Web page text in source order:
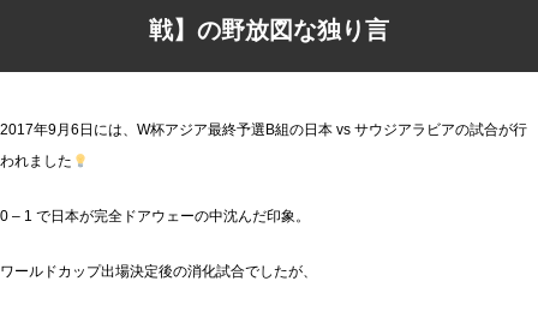
戦】の野放図な独り言
2017年9月6日には、W杯アジア最終予選B組の日本 vs サウジアラビアの試合が行
われました
0 – 1 で日本が完全ドアウェーの中沈んだ印象。
ワールドカップ出場決定後の消化試合でしたが、